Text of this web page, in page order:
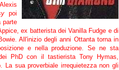
poi
parte
ex batterista dei Vanilla Fudge e di
All'inizio degli anni Ottanta torna in
e nella produzione. Se ne sta
PhD con il tastierista Tony Hymas,
sua proverbiale irrequietezza non gli